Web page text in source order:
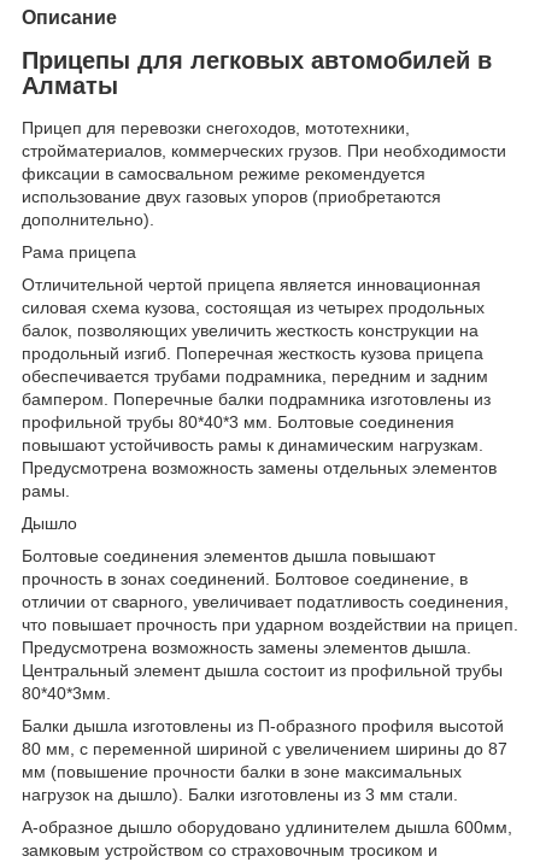
Описание
Прицепы для легковых автомобилей в
Алматы
Прицеп для перевозки снегоходов, мототехники,
стройматериалов, коммерческих грузов. При необходимости
фиксации в самосвальном режиме рекомендуется
использование двух газовых упоров (приобретаются
дополнительно).
Рама прицепа
Отличительной чертой прицепа является инновационная
силовая схема кузова, состоящая из четырех продольных
балок, позволяющих увеличить жесткость конструкции на
продольный изгиб. Поперечная жесткость кузова прицепа
обеспечивается трубами подрамника, передним и задним
бампером. Поперечные балки подрамника изготовлены из
профильной трубы 80*40*3 мм. Болтовые соединения
повышают устойчивость рамы к динамическим нагрузкам.
Предусмотрена возможность замены отдельных элементов
рамы.
Дышло
Болтовые соединения элементов дышла повышают
прочность в зонах соединений. Болтовое соединение, в
отличии от сварного, увеличивает податливость соединения,
что повышает прочность при ударном воздействии на прицеп.
Предусмотрена возможность замены элементов дышла.
Центральный элемент дышла состоит из профильной трубы
80*40*3мм.
Балки дышла изготовлены из П-образного профиля высотой
80 мм, с переменной шириной с увеличением ширины до 87
мм (повышение прочности балки в зоне максимальных
нагрузок на дышло). Балки изготовлены из 3 мм стали.
А-образное дышло оборудовано удлинителем дышла 600мм,
замковым устройством со страховочным тросиком и